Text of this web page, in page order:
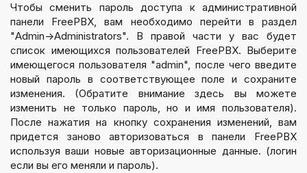
Чтобы сменить пароль доступа к административной
панели FreePBX, вам необходимо перейти в раздел
"Admin->Administrators". В правой части у вас будет
список имеющихся пользователей FreePBX. Выберите
имеющегося пользователя "admin", после чего введите
новый пароль в соответствующее поле и сохраните
изменения. (Обратите внимание здесь вы можете
изменить не только пароль, но и имя пользователя).
После нажатия на кнопку сохранения изменений, вам
придется заново авторизоваться в панели FreePBX
используя ваши новые авторизационные данные. (логин
если вы его меняли и пароль).